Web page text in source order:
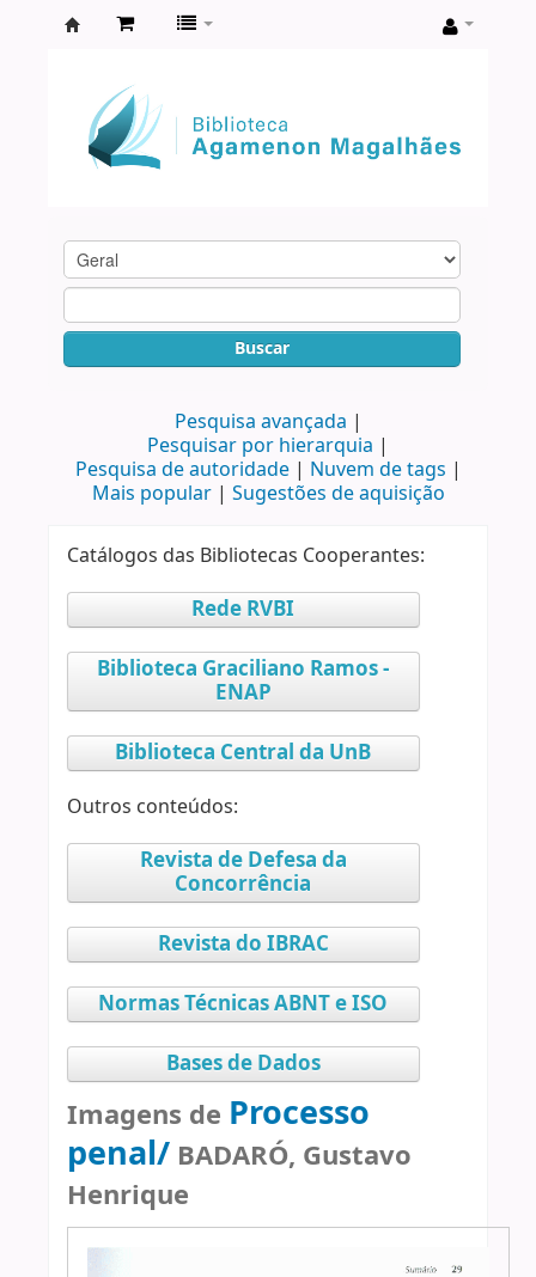
Agamenon
Magalhães
Buscar
Pesquisa avançada
Pesquisar por hierarquia
Pesquisa de autoridade
Nuvem de tags
Mais popular
Sugestões de aquisição
Catálogos das Bibliotecas Cooperantes:
Rede RVBI
Biblioteca Graciliano Ramos -
ENAP
Biblioteca Central da UnB
Outros conteúdos:
Revista de Defesa da
Concorrência
Revista do IBRAC
Normas Técnicas ABNT e ISO
Bases de Dados
Imagens de Processo
penal/ BADARÓ, Gustavo
Henrique